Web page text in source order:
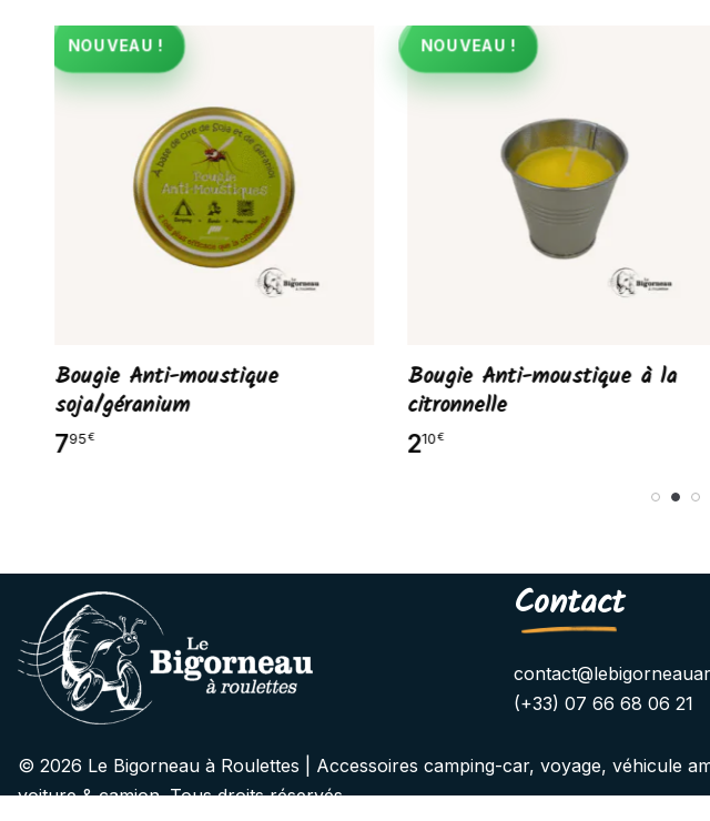
NOUVEAU !
Bougie Anti-moustique
soja/géranium
795€
NOUVEAU !
Bougie Anti-moustique à la
citronnelle
210€
Contact
(+33) 07 66 68 06 21
© 2026 Le Bigorneau à Roulettes | Accessoires camping-car, voyage, véhicule
voiture & camion. Tous droits réservés.